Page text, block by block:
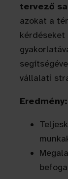
tervező
azokat a
vállalati
Eredmény: